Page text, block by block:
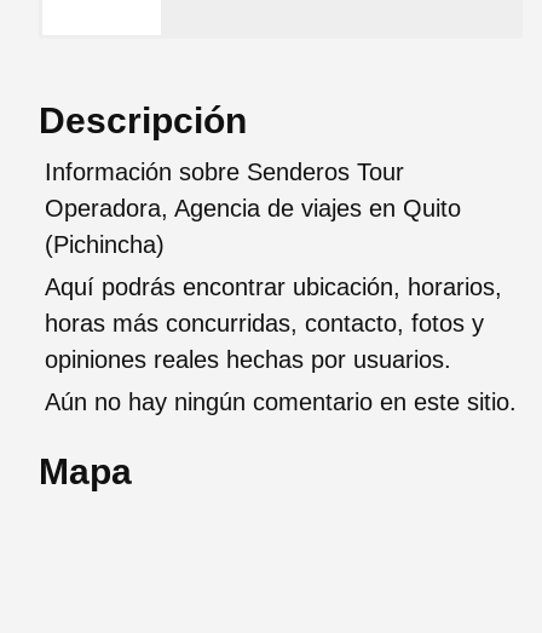
Descripción
Información sobre Senderos Tour
Operadora, Agencia de viajes en Quito
(Pichincha)
Aquí podrás encontrar ubicación, horarios,
horas más concurridas, contacto, fotos y
opiniones reales hechas por usuarios.
Aún no hay ningún comentario en este sitio.
Mapa